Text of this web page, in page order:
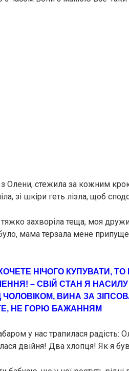
Олени, стежила за кожним
зі шкіри геть лізла, щоб
захвoріла теща, моя
мама терзала мене
НІЧОГО КУПУВАТИ, ТО
– СВІЙ СТАН Я
ВИНА ЗА
НЕ ГОРЮ БАЖАННЯМ
у нас трапилася радість:
двійня! Два хлопця! Як я